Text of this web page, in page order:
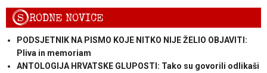
SRODNE NOVICE
PODSJETNIK NA PISMO KOJE NITKO NIJE ŽELIO OBJAVITI:
Pliva in memoriam
ANTOLOGIJA HRVATSKE GLUPOSTI: Tako su govorili odlikaši